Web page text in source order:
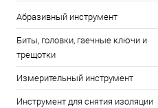
Абразивный инструмент
Биты, головки, гаечные ключи и
трещотки
Измерительный инструмент
Инструмент для снятия изоляции